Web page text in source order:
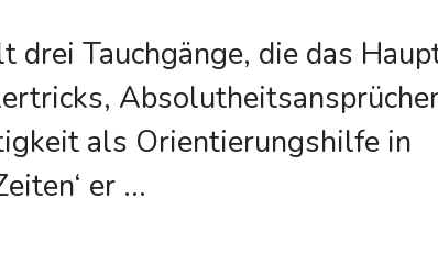
drei Tauchgänge, die das
als Orientierungshilfe in
er...